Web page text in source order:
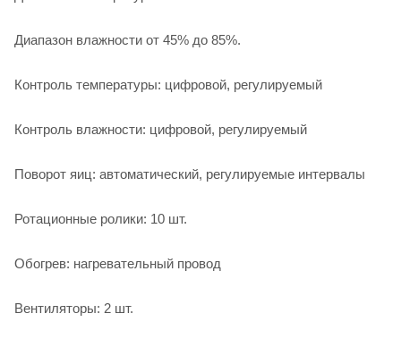
Диапазон влажности от 45% до 85%.
Контроль температуры: цифровой, регулируемый
Контроль влажности: цифровой, регулируемый
Поворот яиц: автоматический, регулируемые интервалы
Ротационные ролики: 10 шт.
Обогрев: нагревательный провод
Вентиляторы: 2 шт.